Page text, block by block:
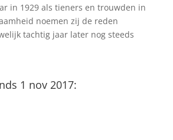
in 1929 als tieners en trouwden in
noemen zij de reden
tachtig jaar later nog steeds
1 nov 2017: